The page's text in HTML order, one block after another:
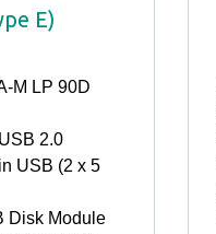
E)
M LP 90D
USB 2.0
USB (2 x 5
Disk Module